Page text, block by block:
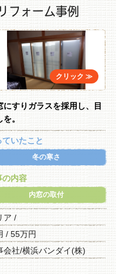
フォーム事例
にすりガラスを採用し、目
を。
ていたこと
冬の寒さ
の内容
内窓の取付
ア /
/ 55万円
会社/横浜バンダイ(株)